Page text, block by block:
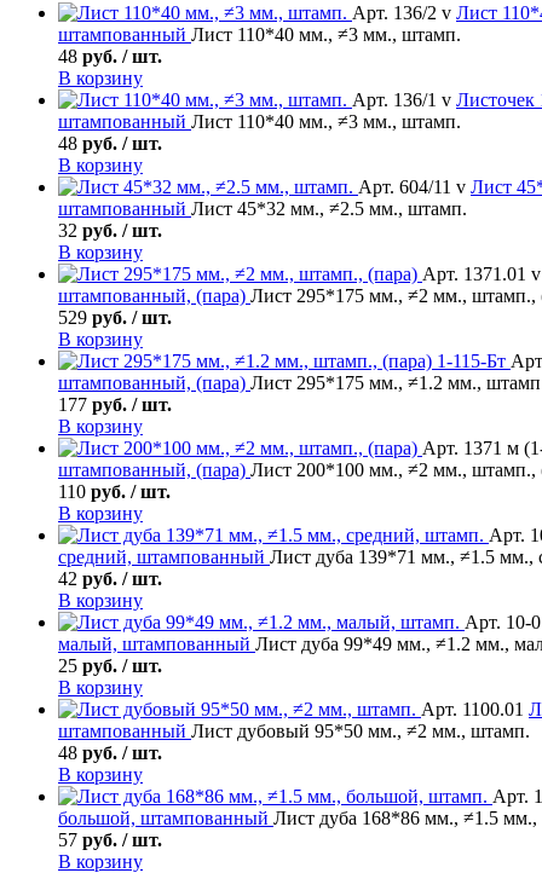
Арт. 136/2 v Лист
штампованный Лист 110*40 мм., ≠3 мм., штамп.
48 руб. / шт.
В корзину
Арт. 136/1 v Листочек
штампованный Лист 110*40 мм., ≠3 мм., штамп.
48 руб. / шт.
В корзину
Арт. 604/11 v Лист
штампованный Лист 45*32 мм., ≠2.5 мм., штамп.
32 руб. / шт.
В корзину
Арт. 1371.01 v
штампованный, (пара) Лист 295*175 мм., ≠2 мм., штамп.,
529 руб. / шт.
В корзину
штампованный, (пара) Лист 295*175 мм., ≠1.2 мм.,
177 руб. / шт.
В корзину
Арт. 1371 м
штампованный, (пара) Лист 200*100 мм., ≠2 мм., штамп.,
110 руб. / шт.
В корзину
Арт.
средний, штампованный Лист дуба 139*71 мм., ≠1.5 мм.,
42 руб. / шт.
В корзину
Арт. 10-
малый, штампованный Лист дуба 99*49 мм., ≠1.2 мм.,
25 руб. / шт.
В корзину
Арт. 1100.01
штампованный Лист дубовый 95*50 мм., ≠2 мм., штамп.
48 руб. / шт.
В корзину
Арт.
большой, штампованный Лист дуба 168*86 мм., ≠1.5
57 руб. / шт.
В корзину